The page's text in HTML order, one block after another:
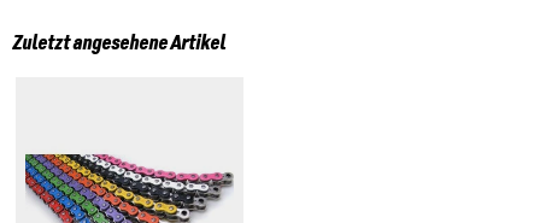
Zuletzt angesehene Artikel